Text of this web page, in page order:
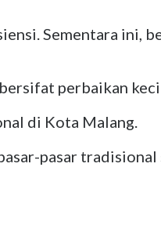
Sementara ini,
perbaikan
di Kota Malang.
pasar